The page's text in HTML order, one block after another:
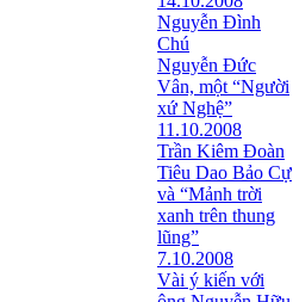
Nguyễn Đình
Chú
Nguyễn Đức
Vân, một “Người
xứ Nghệ”
11.10.2008
Trần Kiêm Đoàn
Tiêu Dao Bảo Cự
và “Mảnh trời
xanh trên thung
lũng”
7.10.2008
Vài ý kiến với